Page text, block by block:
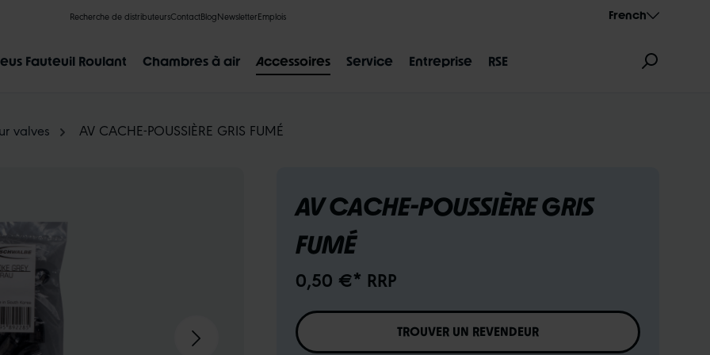
Recherche de distributeursContactBlogNewsletterEmplois French
Fauteuil Roulant Chambres à air Accessoires Service Entreprise RSE
CLIK VALVE AU SUJET DES DIMENSIONS
valves AV CACHE-POUSSIÈRE GRIS FUMÉ
AV CACHE-POUSSIÈRE GRIS
FUMÉ
0,50 €* RRP
TROUVER UN REVENDEUR